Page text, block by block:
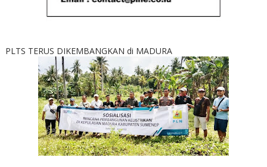
PLTS TERUS DIKEMBANGKAN di MADURA